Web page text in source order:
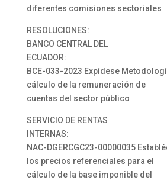
diferentes comisiones sectoriales
RESOLUCIONES:
BANCO CENTRAL DEL
ECUADOR:
BCE-033-2023 Expídese
cálculo de la remuneración de
cuentas del sector público
SERVICIO DE RENTAS
INTERNAS:
NAC-DGERCGC23-00000035
los precios referenciales para el
cálculo de la base imponible del